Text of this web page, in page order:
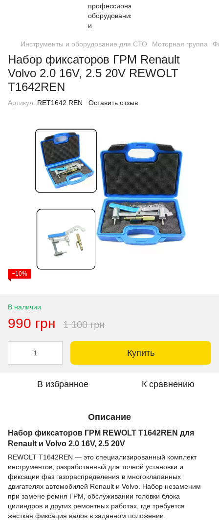
Инструменты и оборудование для СТО Моторная группа
Набор фиксаторов ГРМ Renault
Volvo 2.0 16V, 2.5 20V REWOLT
T1642REN
Артикул: RET1642 REN Оставить отзыв
−10%
В наличии
990 грн 1 100 грн
Купить
В избранное К сравнению
Описание
Набор фиксаторов ГРМ REWOLT T1642REN для
Renault и Volvo 2.0 16V, 2.5 20V
REWOLT T1642REN — это специализированный комплект
инструментов, разработанный для точной установки и
фиксации фаз газораспределения в многоклапанных
двигателях автомобилей Renault и Volvo. Набор незаменим
при замене ремня ГРМ, обслуживании головки блока
цилиндров и других ремонтных работах, где требуется
жесткая фиксация валов в заданном положении.